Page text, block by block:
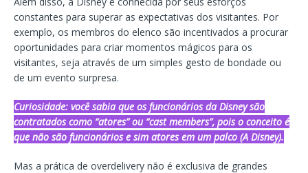
constantes para superar as expectativas dos visitantes. Por
exemplo, os membros do elenco são incentivados a procurar
oportunidades para criar momentos mágicos para os
visitantes, seja através de um simples gesto de bondade ou
de um evento surpresa.
Curiosidade: você sabia que os funcionários da Disney são
contratados como “atores” ou “cast members”, pois o conceito é
que não são funcionários e sim atores em um palco (A Disney).
Mas a prática de overdelivery não é exclusiva de grandes